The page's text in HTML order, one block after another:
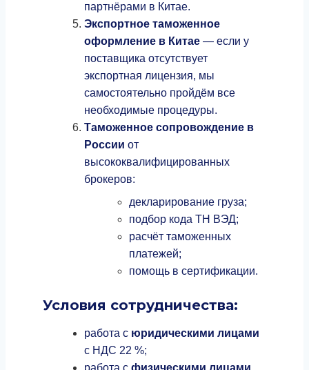
партнёрами в Китае.
Экспортное таможенное
оформление в Китае — если у
поставщика отсутствует
экспортная лицензия, мы
самостоятельно пройдём все
необходимые процедуры.
Таможенное сопровождение в
России от
высококвалифицированных
брокеров:
декларирование груза;
подбор кода ТН ВЭД;
расчёт таможенных
платежей;
помощь в сертификации.
Условия сотрудничества:
работа с юридическими лицами
с НДС 22 %;